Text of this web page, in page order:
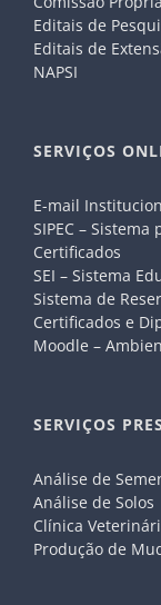
Editais de
Editais de
NAPSI
SERVIÇOS
E-mail
SIPEC –
Certificados
SEI – Sistema
Sistema de
Certificados e
Moodle –
SERVIÇOS
Análise de
Análise de Solos
Clínica
Produção de